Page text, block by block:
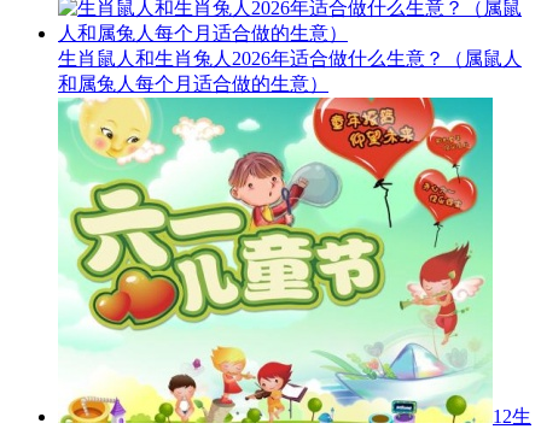
生肖鼠人和生肖兔人2026年适合做什么生意？（属鼠人
和属兔人每个月适合做的生意）
12生